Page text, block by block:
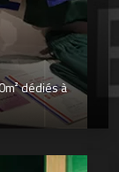
dédiés à